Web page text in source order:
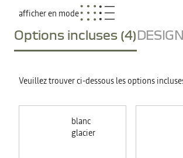
afficher en mode
Options incluses (4)
Veuillez trouver ci-dessous les options
blanc
glacier